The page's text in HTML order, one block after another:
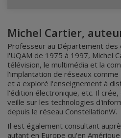
Michel Cartier,
Professeur au Département des
l'UQAM de 1975 à 1997, Michel
télévision, le multimédia et la
l'implantation de réseaux
et a exploré l'enseignement à
l'édition électronique, etc. Il
veille sur les technologies
depuis le réseau ConstellationW.
Il est également consultant
autant en Europe qu'en